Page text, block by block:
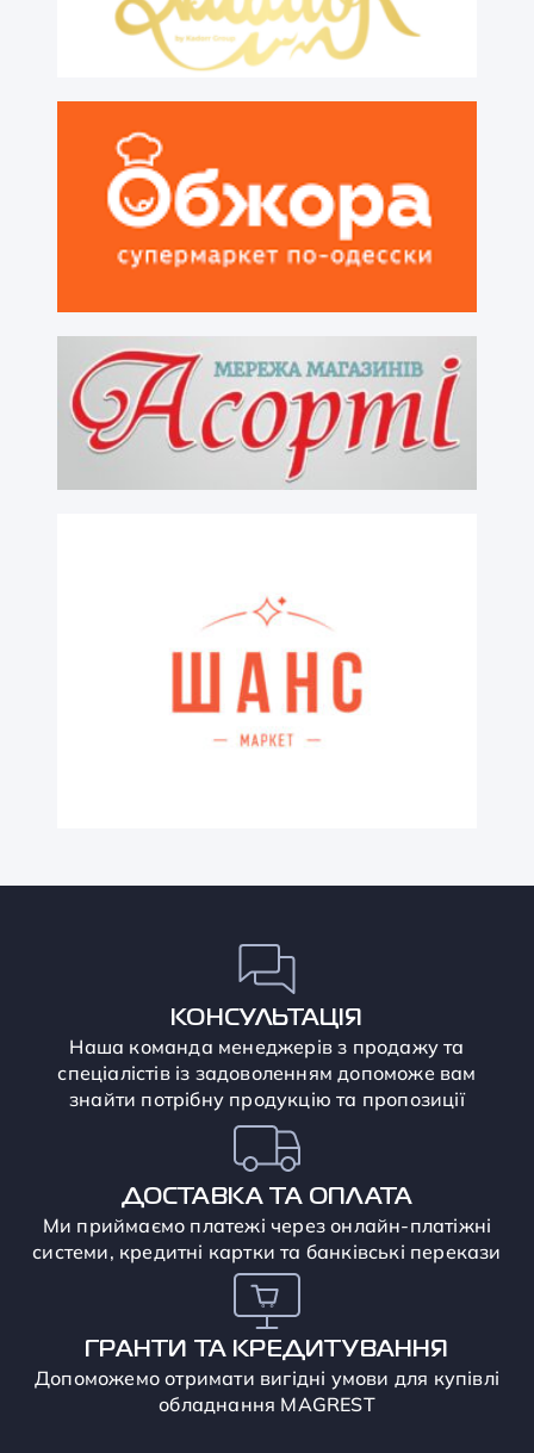
КОНСУЛЬТАЦІЯ
Наша команда менеджерів з продажу та
спеціалістів із задоволенням допоможе вам
знайти потрібну продукцію та пропозиції
ДОСТАВКА ТА ОПЛАТА
Ми приймаємо платежі через онлайн-платіжні
системи, кредитні картки та банківські перекази
ГРАНТИ ТА КРЕДИТУВАННЯ
Допоможемо отримати вигідні умови для купівлі
обладнання MAGREST